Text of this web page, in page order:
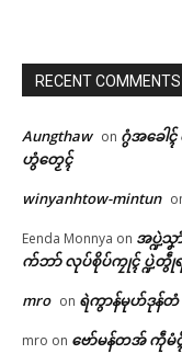
RECENT COMMENTS
Aungthaw on ဂွံအခေါ
ဟွံတၟေၚ်
winyanhtow-mintun
Eenda Monnya on အပ္ဍဲသၞ
က်ဘာ် လုပ်စိုပ်ကၠုၚ် ပ္ဍဲတွဵုရ
mro on ရဲကွာန်မုဟ်ဒုန်တံ
mro on ဗော်မန်တအ် ကဵု